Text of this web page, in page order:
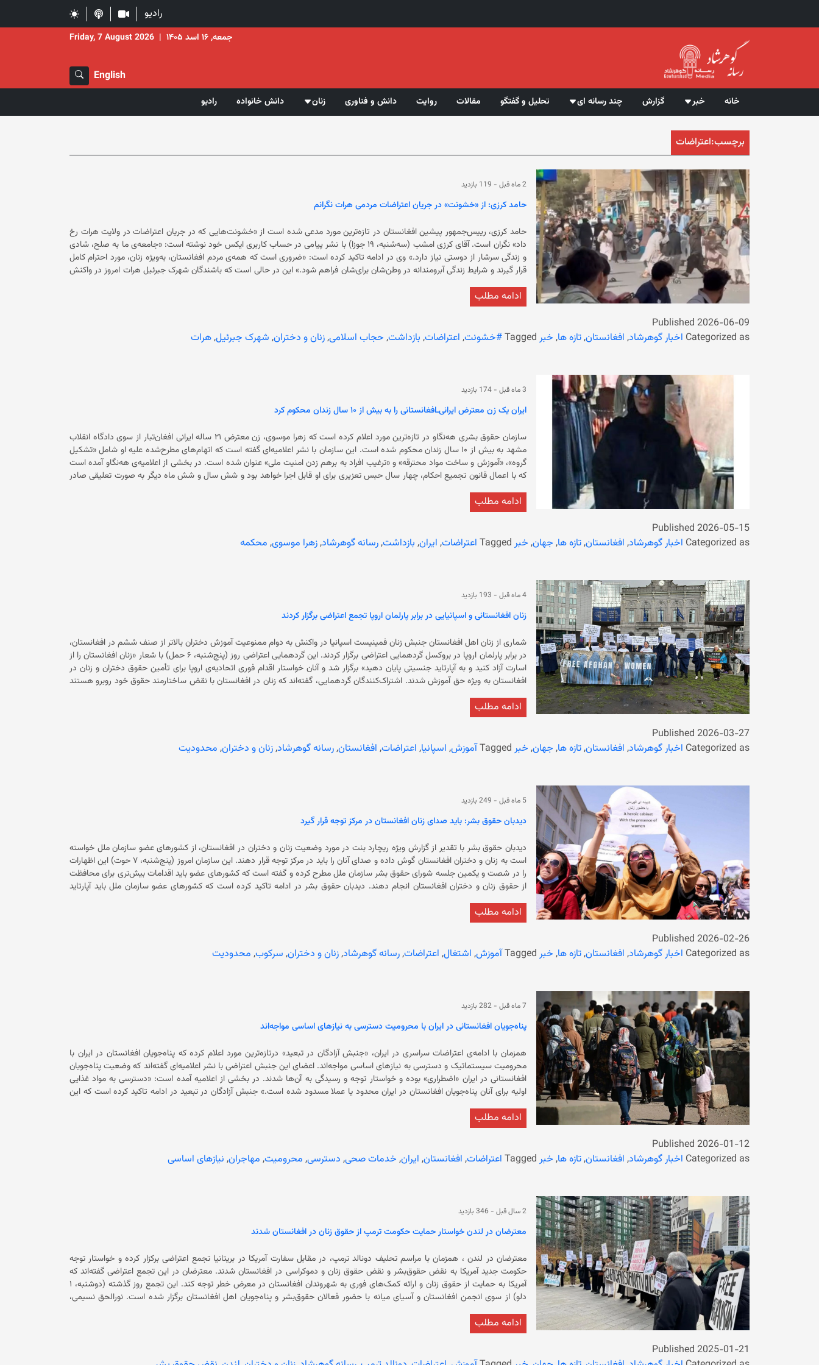
رادیو
جمعه, ۱۶ اسد ۱۴۰۵ |
Friday, 7 August 2026
English
خانه خبر گزارش چند رسانه ای تحلیل و گفتگو مقالات روایت دانش و فناوری زنان دانش خانواده رادیو
برچسب:اعتراضات
2 ماه قبل - 119 بازدید
حامد کرزی: از «خشونت» در جریان اعتراضات مردمی هرات نگرانم
حامد کرزی، رییس‌جمهور پیشین افغانستان در تازه‌ترین مورد مدعی شده است از «خشونت‌هایی که در جریان اعتراضات در ولایت هرات رخ
داد» نگران است. آقای کرزی امشب (سه‌شنبه، ۱۹ جوزا) با نشر پیامی در حساب کاربری ایکس خود نوشته است: «جامعه‌ی ما به صلح، شادی
و زندگی سرشار از دوستی نیاز دارد.» وی در ادامه تاکید کرده است: «ضروری است که همه‌ی مردم افغانستان، به‌ویژه زنان، مورد احترام کامل
قرار گیرند و شرایط زندگی آبرومندانه در وطن‌شان برای‌شان فراهم شود.» این در حالی است که باشندگان شهرک جبرئیل هرات امروز در واکنش
بازداشت کرده‌ است.
ادامه مطلب
Published 2026-06-09
Categorized as اخبار گوهرشاد, افغانستان,تازه ها, خبر Tagged#خشونت, اعتراضات, بازداشت, حجاب اسلامی,زنان و دختران, شهرک جبرئیل,هرات
3 ماه قبل - 174 بازدید
ایران یک زن معترض ایرانی‌ـ‌افغانستانی را به بیش از ۱۰ سال زندان محکوم کرد
سازمان حقوق بشری هه‌نگاو در تازه‌ترین مورد اعلام کرده است که زهرا موسوی، زن معترض ۲۱ ساله ایرانی افغان‌تبار از سوی دادگاه انقلاب
مشهد به بیش از ۱۰ سال زندان محکوم شده است. این سازمان با نشر اعلامیه‌ای گفته است که اتهام‌های مطرح‌شده علیه او شامل «تشکیل
گروه»، «آموزش و ساخت مواد محترقه» و «ترغیب افراد به برهم زدن امنیت ملی» عنوان شده است. در بخشی از اعلامیه‌ی هه‌نگاو آمده است
که با اعمال قانون تجمیع احکام، چهار سال حبس تعزیری برای او قابل اجرا خواهد بود و شش سال و شش ماه دیگر به صورت تعلیقی صادر
جدی ۱۴۰۴ یاد کرده است. در اعلامیه آمده است که نهادهای حکومتی ایران اقدام به سلب شهروندی او کرده و این زن را به اخراج از ایران تهدید
کرده‌اند. زهرا موسوی در ایران متولد شده و پیش از بازداشت، به‌عنوان صندوق‌دار در یک رستوران در ولسوالی فریمان مشغول به کار بوده و
صدور حکم حبس برای او و همچنین ادعای مطرح‌شده درباره تهدید به اخراج و سلب تابعیت، اظهار نظر نکرده‌اند.
ادامه مطلب
Published 2026-05-15
Categorized as اخبار گوهرشاد, افغانستان,تازه ها, جهان, خبر Tagged اعتراضات, ایران, بازداشت,رسانه گوهرشاد,زهرا موسوی, محکمه
4 ماه قبل - 193 بازدید
زنان افغانستانی و اسپانیایی در برابر پارلمان اروپا تجمع اعتراضی برگزار کردند
شماری از زنان اهل افغانستان جنبش زنان فمینیست اسپانیا در واکنش به دوام ممنوعیت آموزش دختران بالاتر از صنف ششم در افغانستان،
در برابر پارلمان اروپا در بروکسل گردهمایی اعتراضی برگزار کردند. این گردهمایی اعتراضی روز (پنج‌شنبه، ۶ حمل) با شعار «زنان افغانستان را از
اسارت آزاد کنید و به آپارتاید جنسیتی پایان دهید» برگزار شد و آنان خواستار اقدام فوری اتحادیه‌ی اروپا برای تأمین حقوق دختران و زنان در
افغانستان به ویژه حق آموزش شدند. اشتراک‌کنندگان گردهمایی، گفته‌اند که زنان در افغانستان با نقض ساختارمند حقوق خود روبرو هستند
معترضان زن، از اتحادیه‌ی اروپا خواسته‌اند که کمک‌ها به افغانستان را به رعایت حقوق زنان مشروط کرده و اقدام‌های عملی‌تری مانند
مکتب محروم نگه‌داشته شدند.
ادامه مطلب
Published 2026-03-27
Categorized as اخبار گوهرشاد, افغانستان,تازه ها, جهان, خبر Taggedآموزش, اسپانیا, اعتراضات, افغانستان,رسانه گوهرشاد,زنان و دختران, محدودیت
5 ماه قبل - 249 بازدید
دید‌بان حقوق بشر: باید صدای زنان افغانستان در مرکز توجه قرار گیرد
دیدبان حقوق بشر با تقدیر از گزارش ویژه ریچارد بنت در مورد وضعیت زنان و دختران در افغانستان، از کشورهای عضو سازمان ملل خواسته
است به زنان و دختران افغانستان گوش داده و صدای آنان را باید در مرکز توجه قرار دهند. این سازمان امروز (پنج‌شنبه، ۷ حوت) این اظهارات
را در شصت و یکمین جلسه شورای حقوق بشر سازمان ملل مطرح کرده و گفته است که کشورهای عضو باید اقدامات بیش‌تری برای محافظت
از حقوق زنان و دختران افغانستان انجام دهند. دید‌بان حقوق بشر در ادامه تاکید کرده است که کشورهای عضو سازمان ملل باید آپارتاید
که در بیش از چهار سال گذشته، حقوق زنان و دختران به شدت نقض شده و آنان را از ابتدایی‌ترین حقوق شان از جمله حق تحصیل و کار
شده‌اند.
ادامه مطلب
Published 2026-02-26
Categorized as اخبار گوهرشاد, افغانستان,تازه ها, خبر Taggedآموزش, اشتغال, اعتراضات,رسانه گوهرشاد,زنان و دختران, سرکوب, محدودیت
7 ماه قبل - 282 بازدید
پناه‌جویان افغانستانی در ایران با محرومیت دسترسی به نیازهای اساسی مواجه‌اند
همزمان با ادامه‌ی اعتراضات سراسری در ایران، «جنبش آزادگان در تبعید» درتازه‌ترین مورد اعلام کرده که پناه‌جویان افغانستان در ایران با
محرومیت سیستماتیک و دسترسی به نیازهای اساسی مواجه‌اند. اعضای این‌ جنبش اعتراضی با نشر اعلامیه‌ای گفته‌اند که وضعیت پناه‌جویان
افغانستانی در ایران «اضطراری» بوده و خواستار توجه و رسیدگی به آن‌ها شدند. در بخشی از اعلامیه آمده است: «دسترسی به مواد غذایی
اولیه برای آنان پناه‌جویان افغانستان در ایران محدود یا عملا مسدود شده است.» جنبش آزادگان در تبعید در ادامه تاکید کرده است که این
بازداشت‌های خودسرانه و اخراج‌های اجباری و ایجاد سازوکارهای حفاظتی ویژه برای پناه‌جویان افغانستان در ایران تاکید کرده و خواستار
ادامه مطلب
Published 2026-01-12
Categorized as اخبار گوهرشاد, افغانستان,تازه ها, خبر Tagged اعتراضات, افغانستان, ایران, خدمات صحی, دسترسی, محرومیت, مهاجران, نیازهای اساسی
2 سال قبل - 346 بازدید
معترضان در لندن خواستار حمایت حکومت ترمپ از حقوق زنان در افغانستان شدند
معترضان در لندن ، همزمان با مراسم تحلیف دونالد ترمپ، در مقابل سفارت آمریکا در بریتانیا تجمع اعتراضی برکزار کرده و خواستار توجه
حکومت جدید آمریکا به نقض حقوق‌بشر و نقض حقوق زنان و دموکراسی در افغانستان شدند. معترضان در این تجمع اعتراضی گفته‌اند که
آمریکا به حمایت از حقوق زنان و ارائه کمک‌های فوری به شهروندان افغانستان در معرض خطر توجه کند. این تجمع روز گذشته (دوشنبه، ۱
دلو) از سوی انجمن افغانستان و آسیای میانه با حضور فعالان حقوق‌بشر و پناه‌جویان اهل افغانستان برگزار شده است. نورالحق نسیمی،
است.» بنیان‌گذار انجمن افغانستان و آسیای میانه خواستار اقدام جهانی به رهبری آمریکا برای بازگرداندن حقوق‌بشر به مردم افغانستان شد.
همچنین جستین، یک شهروند آمریکایی اشتراک‌کننده در این اعتراض گفت: «من شرمنده‌ام که بسیاری از آمریکایی‌ها اطلاعات کافی درباره
ادامه مطلب
Published 2025-01-21